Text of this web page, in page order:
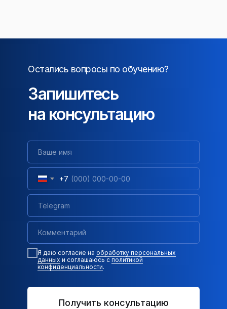
Запишитесь
на консультацию
Остались вопросы по обучению?
+7
Я даю согласие на обработку персональных
данных и соглашаюсь c политикой
конфиденциальности.
Получить консультацию